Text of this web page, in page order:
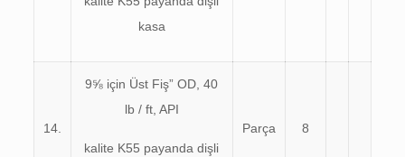
kasa
14.
9⅝ için Üst Fiş” OD, 40
lb / ft, API
kalite K55 payanda dişli
Parça 8